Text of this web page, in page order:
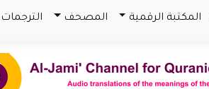
المكتبة الرقمية المصحف الترجمات